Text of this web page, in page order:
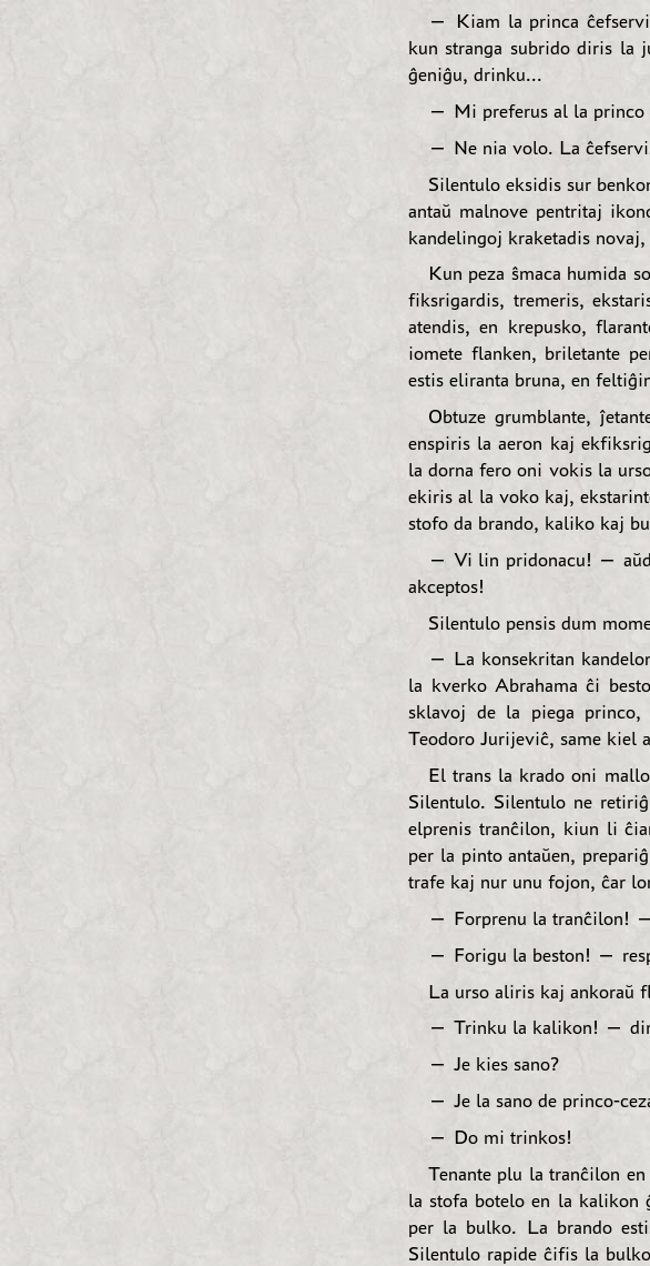
— Kiam la princa
kun stranga subrido diris
ĝeniĝu, drinku...
— Mi preferus al la princo
— Ne nia volo. La
Silentulo eksidis sur
antaŭ malnove pentritaj
kandelingoj kraketadis
Kun peza ŝmaca humida
fiksrigardis, tremeris,
atendis, en krepusko,
iomete flanken, briletante
estis eliranta bruna, en
Obtuze grumblante,
enspiris la aeron kaj
la dorna fero oni vokis la
ekiris al la voko kaj,
stofo da brando, kaliko kaj
— Vi lin pridonacu! —
akceptos!
Silentulo pensis dum
— La konsekritan
la kverko Abrahama ĉi
sklavoj de la piega
Teodoro Jurijeviĉ, same kiel
El trans la krado oni
Silentulo. Silentulo ne
elprenis tranĉilon, kiun li
per la pinto antaŭen,
trafe kaj nur unu fojon, ĉar
— Forprenu la tranĉilon!
— Forigu la beston! —
La urso aliris kaj ankoraŭ
— Trinku la kalikon! —
— Je kies sano?
— Je la sano de princo-
— Do mi trinkos!
Tenante plu la tranĉilon
la stofa botelo en la kalikon
per la bulko. La brando
Silentulo rapide ĉifis la